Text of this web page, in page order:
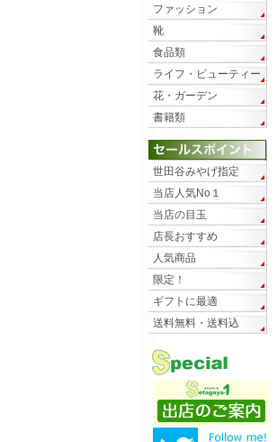
ファッション
靴
食品類
ライフ・ビューティー
花・ガーデン
書籍類
世田谷みやげ指定
当店人気No１
当店の目玉
店長おすすめ
人気商品
限定！
ギフトに最適
送料無料・送料込